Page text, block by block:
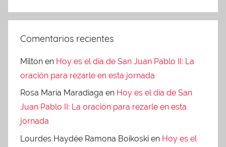
Comentarios recientes
Milton en Hoy es el día de San Juan Pablo II: La
oración para rezarle en esta jornada
Rosa María Maradiaga en Hoy es el día de San
Juan Pablo II: La oración para rezarle en esta
jornada
Lourdes Haydée Ramona Boikoski en Hoy es el